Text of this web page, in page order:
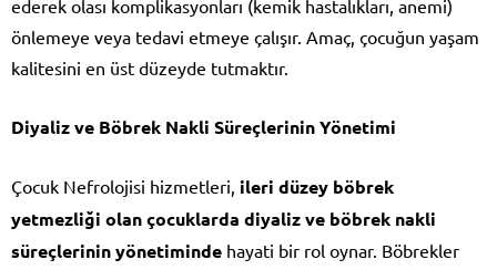
ederek olası komplikasyonları (kemik hastalıkları, anemi)
önlemeye veya tedavi etmeye çalışır. Amaç, çocuğun yaşam
kalitesini en üst düzeyde tutmaktır.
Diyaliz ve Böbrek Nakli Süreçlerinin Yönetimi
Çocuk Nefrolojisi hizmetleri, ileri düzey böbrek
yetmezliği olan çocuklarda diyaliz ve böbrek nakli
süreçlerinin yönetiminde hayati bir rol oynar. Böbrekler